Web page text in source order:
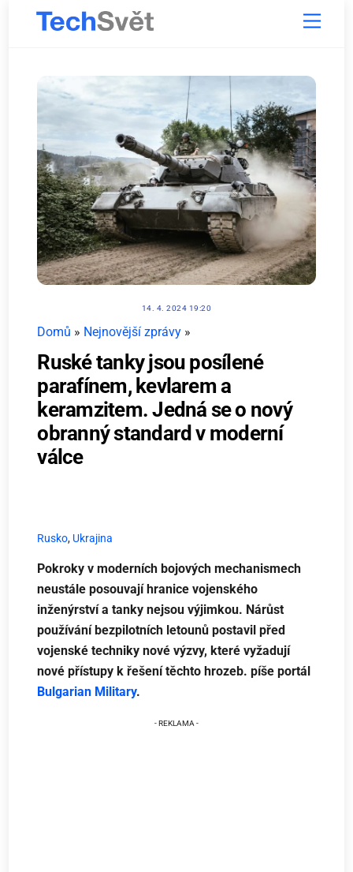
Menu
14. 4. 2024 19:20
Domů » Nejnovější zprávy »
Ruské tanky jsou posílené
parafínem, kevlarem a
keramzitem. Jedná se o nový
obranný standard v moderní
válce
Rusko, Ukrajina
Pokroky v moderních bojových mechanismech
neustále posouvají hranice vojenského
inženýrství a tanky nejsou výjimkou. Nárůst
používání bezpilotních letounů postavil před
vojenské techniky nové výzvy, které vyžadují
nové přístupy k řešení těchto hrozeb. píše portál
Bulgarian Military.